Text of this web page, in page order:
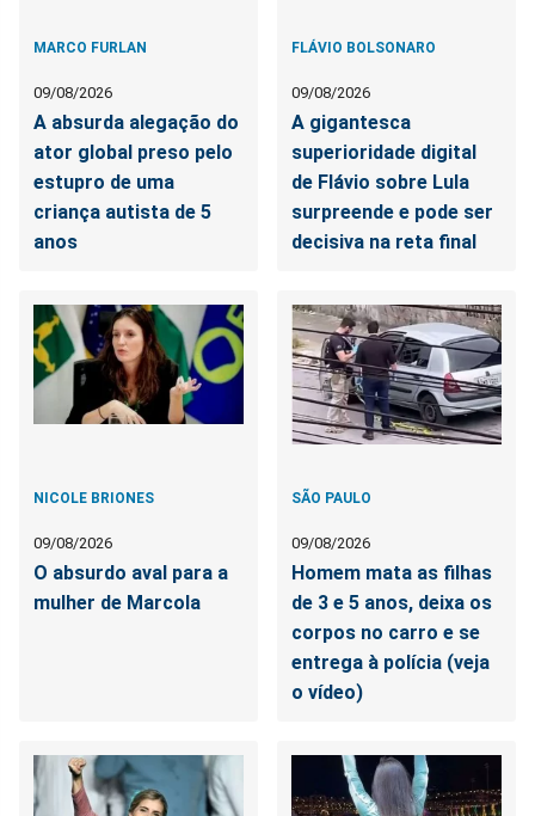
MARCO FURLAN
09/08/2026
A absurda alegação do
ator global preso pelo
estupro de uma
criança autista de 5
anos
FLÁVIO BOLSONARO
09/08/2026
A gigantesca
superioridade digital
de Flávio sobre Lula
surpreende e pode ser
decisiva na reta final
NICOLE BRIONES
09/08/2026
O absurdo aval para a
mulher de Marcola
SÃO PAULO
09/08/2026
Homem mata as filhas
de 3 e 5 anos, deixa os
corpos no carro e se
entrega à polícia (veja
o vídeo)